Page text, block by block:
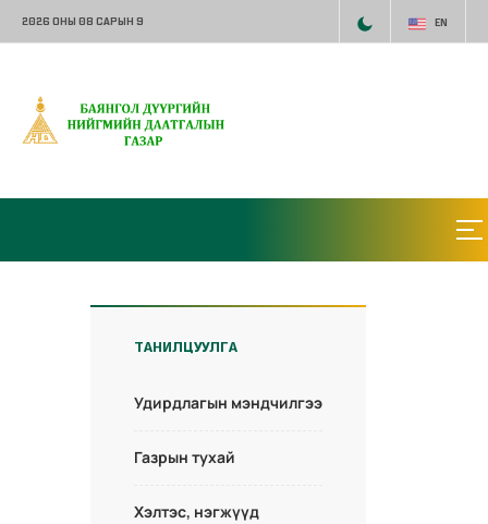
2026 ОНЫ 08 САРЫН 9 EN
ТАНИЛЦУУЛГА
Удирдлагын мэндчилгээ
Газрын тухай
Хэлтэс, нэгжүүд